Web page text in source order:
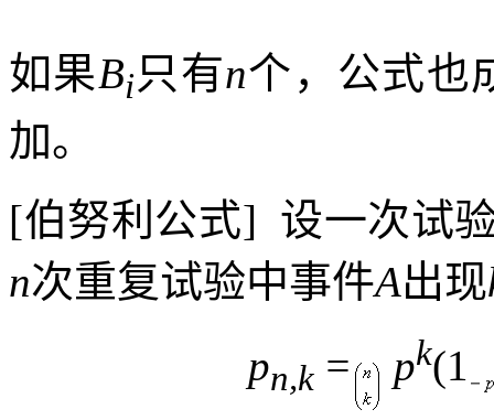
如果Bi只有n个，公式也
加。
[伯努利公式] 设一次试
n次重复试验中事件A出现
pn,k = pk(1